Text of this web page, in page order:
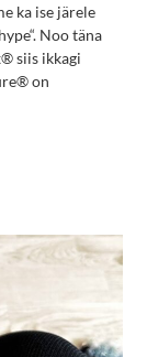
ka ise järele
Noo täna
siis ikkagi
on